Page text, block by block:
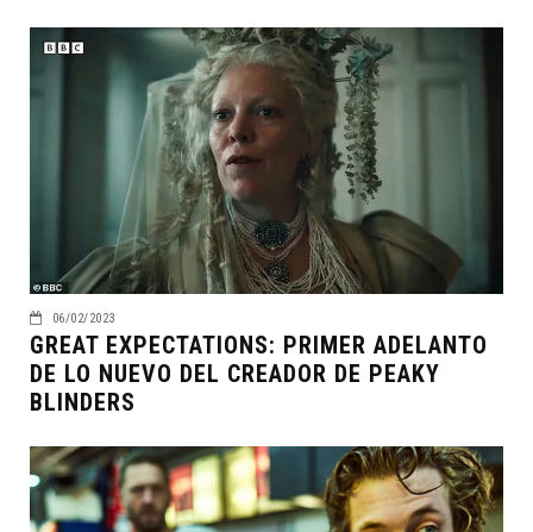
06/02/2023
GREAT EXPECTATIONS: PRIMER ADELANTO
DE LO NUEVO DEL CREADOR DE PEAKY
BLINDERS